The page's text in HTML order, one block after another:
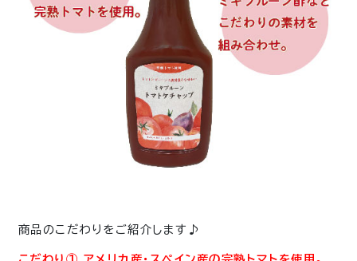
商品のこだわりをご紹介します♪